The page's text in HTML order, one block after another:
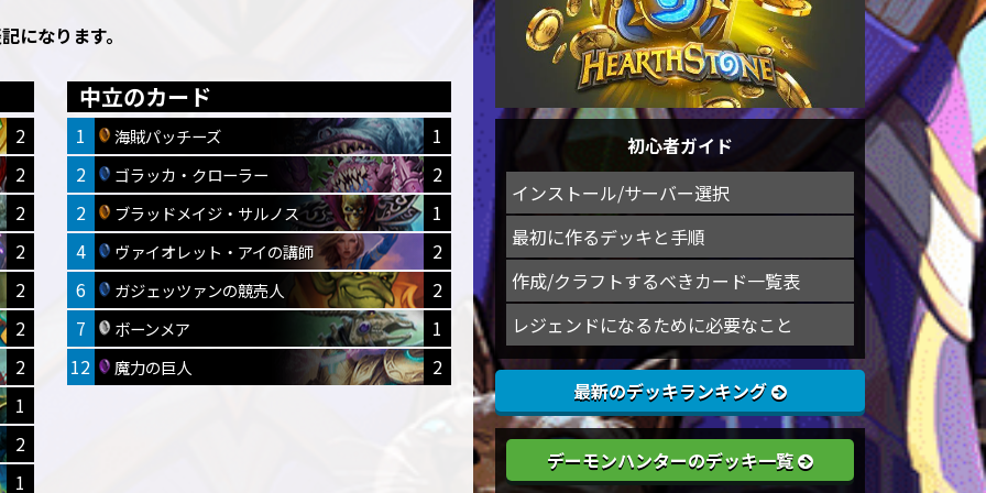
になります。
2
2
2
2
2
2
2
1
2
1
中立のカード
1 海賊パッチーズ
1
2
ゴラッカ・クローラー
2
2
ブラッドメイジ・サルノス
1
4
ヴァイオレット・アイの講師
2
6
ガジェッツァンの競売人
2
7
ボーンメア
1
12
魔力の巨人 2
初心者ガイド
インストール/サーバー選択
最初に作るデッキと手順
作成/クラフトするべきカード一覧表
レジェンドになるために必要なこと
最新のデッキランキング
デーモンハンターのデッキ一覧